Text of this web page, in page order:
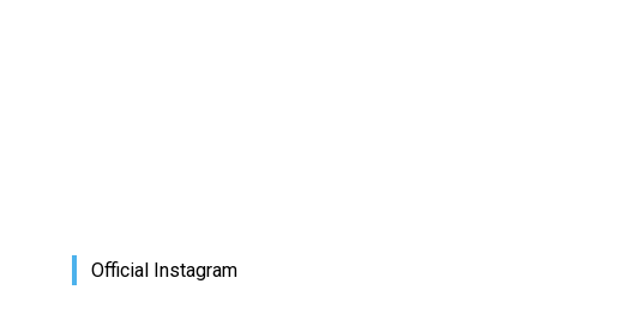
Official Instagram